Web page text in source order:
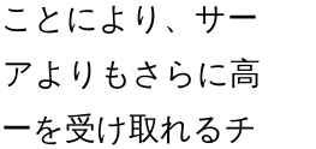
とにより、サー
よりもさらに高
を受け取れるチ